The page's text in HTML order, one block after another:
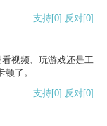
支持[0] 反对[0]
视频、玩游戏还是工
了。
支持[0] 反对[0]